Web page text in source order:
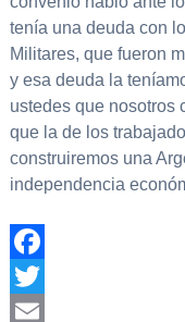
tenía una deuda con
Militares, que fueron
y esa deuda la
ustedes que nosotros
que la de los
construiremos una
independencia
Facebook
Twitter